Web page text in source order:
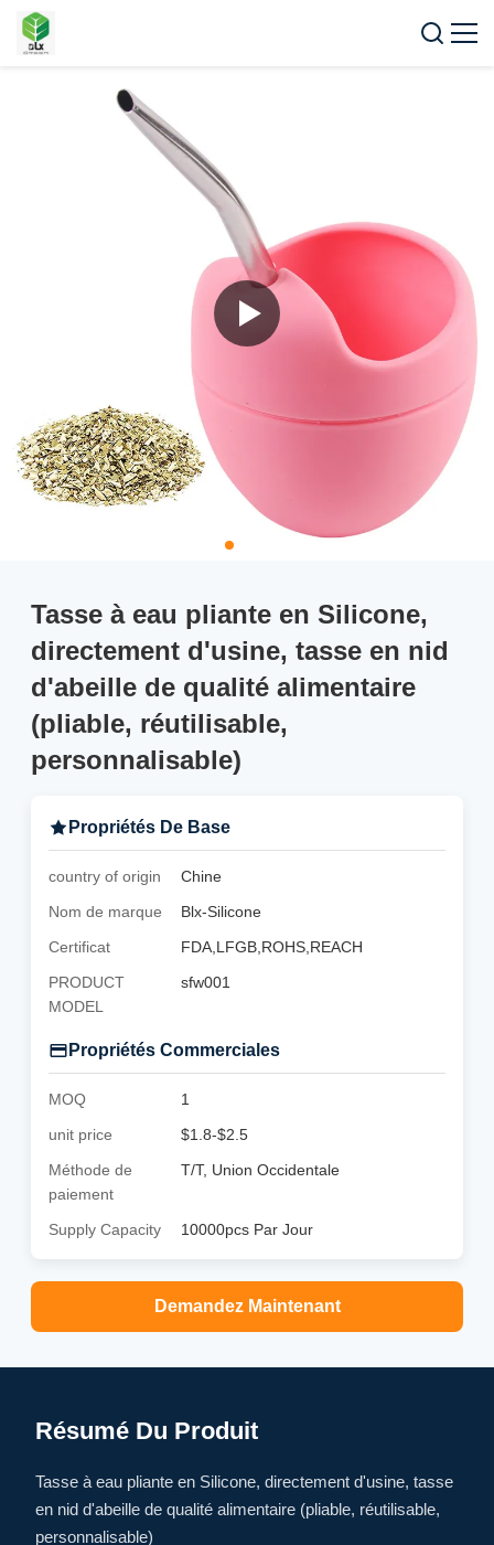
Tasse à eau pliante en Silicone,
directement d'usine, tasse en nid
d'abeille de qualité alimentaire
(pliable, réutilisable,
personnalisable)
Propriétés De Base
country of origin
Chine
Nom de marque
Blx-Silicone
Certificat
FDA,LFGB,ROHS,REACH
PRODUCT
MODEL
sfw001
Propriétés Commerciales
MOQ
1
unit price
$1.8-$2.5
Méthode de
paiement
T/T, Union Occidentale
Supply Capacity 10000pcs Par Jour
Demandez Maintenant
Résumé Du Produit
Tasse à eau pliante en Silicone, directement d'usine, tasse
en nid d'abeille de qualité alimentaire (pliable, réutilisable,
personnalisable)